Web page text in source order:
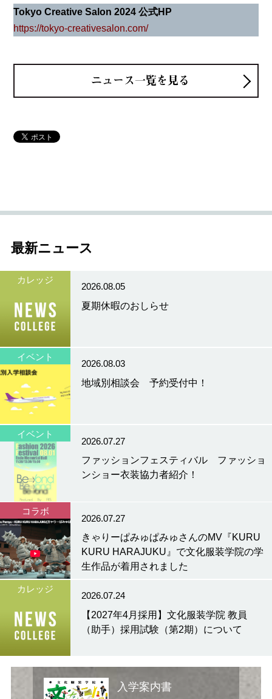
Tokyo Creative Salon 2024 公式HP
https://tokyo-creativesalon.com/
ニュース一覧を見る
最新ニュース
カレッジ
2026.08.05
夏期休暇のおしらせ
イベント
2026.08.03
地域別相談会 予約受付中！
イベント
2026.07.27
ファッションフェスティバル ファッショ
ンショー衣装協力者紹介！
コラボ
2026.07.27
きゃりーぱみゅぱみゅさんのMV『KURU
KURU HARAJUKU』で文化服装学院の学
生作品が着用されました
カレッジ
2026.07.24
【2027年4月採用】文化服装学院 教員
（助手）採用試験（第2期）について
入学案内書